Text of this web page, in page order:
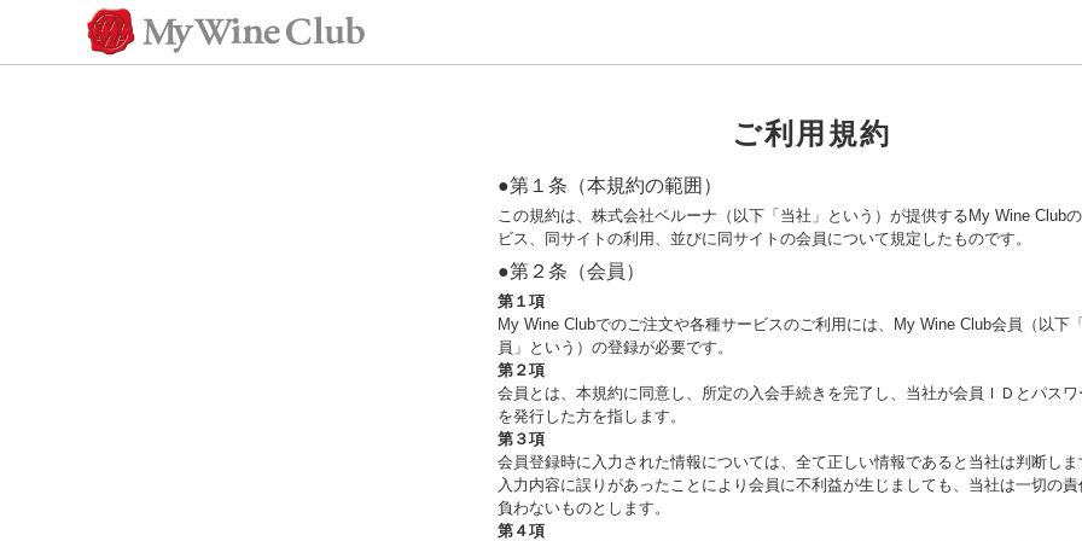
ご利用規約
●第１条（本規約の範囲）
この規約は、株式会社ベルーナ（以下「当社」という）が提供するMy Wine Club
ビス、同サイトの利用、並びに同サイトの会員について規定したものです。
●第２条（会員）
第１項
My Wine Clubでのご注文や各種サービスのご利用には、My Wine Club会員（以下
員」という）の登録が必要です。
第２項
会員とは、本規約に同意し、所定の入会手続きを完了し、当社が会員ＩＤとパスワ
を発行した方を指します。
第３項
会員登録時に入力された情報については、全て正しい情報であると当社は判断しま
入力内容に誤りがあったことにより会員に不利益が生じましても、当社は一切の責
負わないものとします。
第４項